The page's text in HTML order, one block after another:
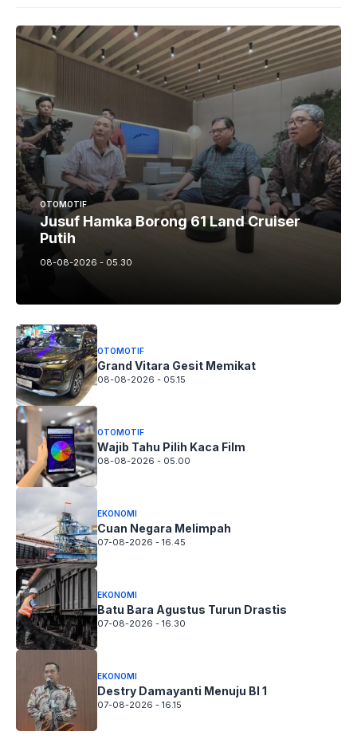
OTOMOTIF
Jusuf Hamka Borong 61 Land Cruiser
Putih
08-08-2026 - 05.30
OTOMOTIF
Grand Vitara Gesit Memikat
08-08-2026 - 05.15
OTOMOTIF
Wajib Tahu Pilih Kaca Film
08-08-2026 - 05.00
EKONOMI
Cuan Negara Melimpah
07-08-2026 - 16.45
EKONOMI
Batu Bara Agustus Turun Drastis
07-08-2026 - 16.30
EKONOMI
Destry Damayanti Menuju BI 1
07-08-2026 - 16.15